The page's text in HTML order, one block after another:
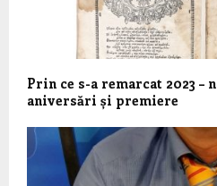
Prin ce s-a remarcat 2023 –
aniversări și premiere